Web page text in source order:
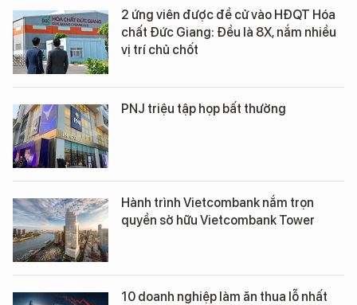
2 ứng viên được đề cử vào HĐQT Hóa
chất Đức Giang: Đều là 8X, nắm nhiều
vị trí chủ chốt
PNJ triệu tập họp bất thường
Hành trình Vietcombank nắm trọn
quyền sở hữu Vietcombank Tower
10 doanh nghiệp làm ăn thua lỗ nhất